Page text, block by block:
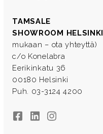
TAMSALE
SHOWROOM HELSINKI
mukaan – ota yhteyttä)
c/o Konelabra
Eerikinkatu 36
00180 Helsinki
Puh. 03-3124 4200
FacebookLinkedInInstagram